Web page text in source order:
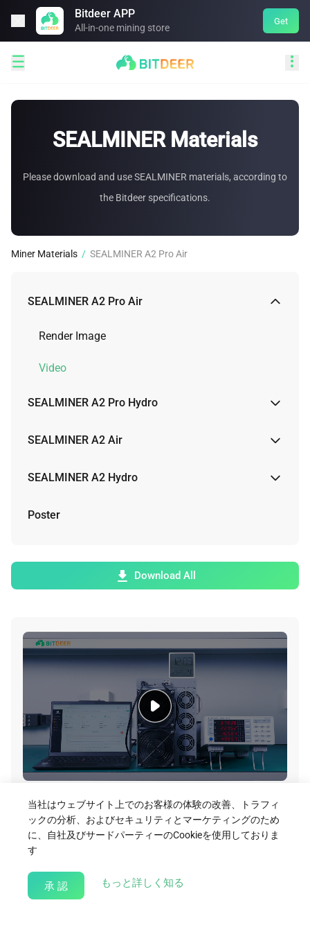
Bitdeer APP
All-in-one mining store
Get
 
SEALMINER Materials
Please download and use SEALMINER materials, according to
the Bitdeer specifications.
Miner Materials / SEALMINER A2 Pro Air
SEALMINER A2 Pro Air
Render Image
Video
SEALMINER A2 Pro Hydro
Render Image
SEALMINER A2 Air
Render Image
SEALMINER A2 Hydro
Render Image
Poster
Download All
A2 Pro Air Video
Download
当社はウェブサイト上でのお客様の体験の改善、トラフィ
ックの分析、およびセキュリティとマーケティングのため
に、自社及びサードパーティーのCookieを使用しておりま
す
承 認 もっと詳しく知る